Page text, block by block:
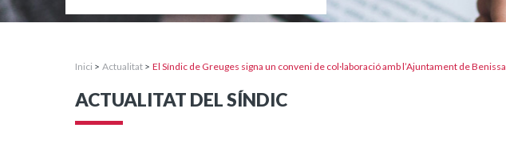
Inici > Actualitat> El Síndic de Greuges signa un conveni de col·laboració amb l’Ajuntament de Benissa
ACTUALITAT DEL SÍNDIC